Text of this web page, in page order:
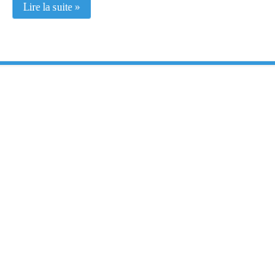
Lire la suite »